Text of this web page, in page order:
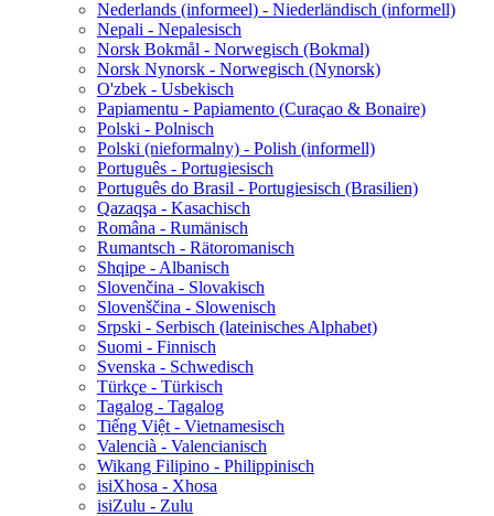
Nederlands (informeel) - Niederländisch (informell)
Nepali - Nepalesisch
Norsk Bokmål - Norwegisch (Bokmal)
Norsk Nynorsk - Norwegisch (Nynorsk)
O'zbek - Usbekisch
Papiamentu - Papiamento (Curaçao & Bonaire)
Polski - Polnisch
Polski (nieformalny) - Polish (informell)
Português - Portugiesisch
Português do Brasil - Portugiesisch (Brasilien)
Qazaqşa - Kasachisch
Româna - Rumänisch
Rumantsch - Rätoromanisch
Shqipe - Albanisch
Slovenčina - Slovakisch
Slovenščina - Slowenisch
Srpski - Serbisch (lateinisches Alphabet)
Suomi - Finnisch
Svenska - Schwedisch
Türkçe - Türkisch
Tagalog - Tagalog
Tiếng Việt - Vietnamesisch
Valencià - Valencianisch
Wikang Filipino - Philippinisch
isiXhosa - Xhosa
isiZulu - Zulu